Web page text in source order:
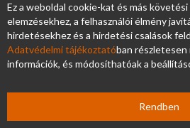
Messiás volt, és e
határozottan hirdették
az mindenkit
velük.
Ékes nyelvezettel
gondolataikat, amikor
Ez a weboldal cookie-kat és más
elemzésekhez, a felhasználói élmény
hirdetésekhez és a hirdetési csalások
Adatvédelmi tájékoztatóban részletesen
információk, és módosíthatóak a
Rendben